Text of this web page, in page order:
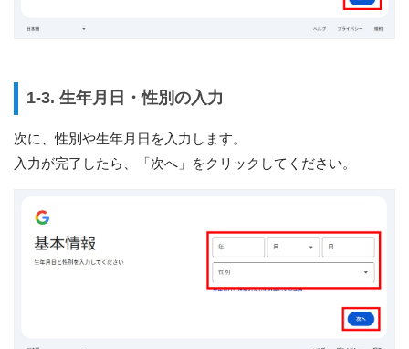
1-3. 生年月日・性別の入力
次に、性別や生年月日を入力します。
入力が完了したら、「次へ」をクリックしてください。